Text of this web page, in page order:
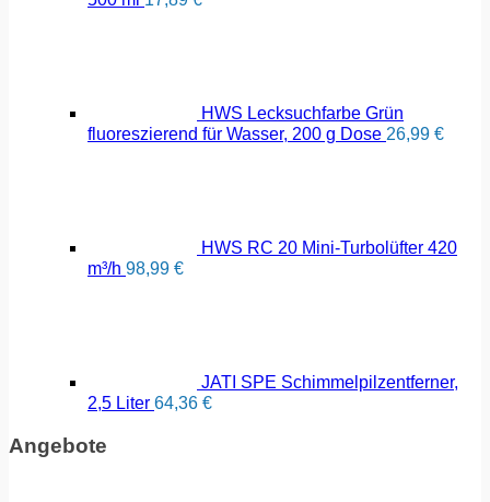
HWS Lecksuchfarbe Grün
fluoreszierend für Wasser, 200 g Dose 26,99 €
HWS RC 20 Mini-Turbolüfter 420
m³/h 98,99 €
JATI SPE Schimmelpilzentferner,
2,5 Liter 64,36 €
Angebote